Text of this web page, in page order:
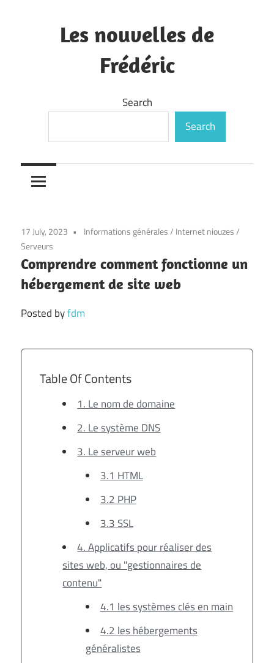
Les nouvelles de
Frédéric
Search
Search
17 July, 2023 Informations générales/ Internet niouzes/
Serveurs
Comprendre comment fonctionne un
hébergement de site web
Posted byfdm
Table Of Contents
1. Le nom de domaine
2. Le système DNS
3. Le serveur web
3.1 HTML
3.2 PHP
3.3 SSL
4. Applicatifs pour réaliser des
sites web, ou "gestionnaires de
contenu"
4.1 les systèmes clés en main
4.2 les hébergements
généralistes